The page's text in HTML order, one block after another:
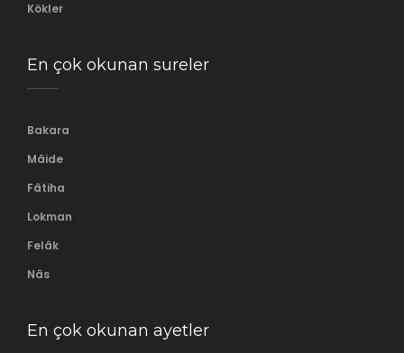
Kökler
En çok okunan sureler
Bakara
Mâide
Fâtiha
Lokman
Felâk
Nâs
En çok okunan ayetler